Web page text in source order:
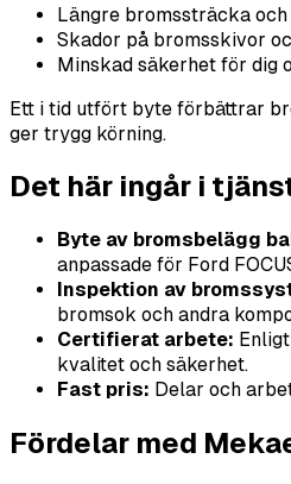
Längre bromssträcka
Skador på bromsskivor
Minskad säkerhet för dig
Ett i tid utfört byte förbättrar
ger trygg körning.
Det här ingår i
Byte av bromsbelägg
anpassade för Ford
Inspektion av
bromsok och andra
Certifierat arbete:
kvalitet och säkerhet.
Fast pris: Delar och
Fördelar med